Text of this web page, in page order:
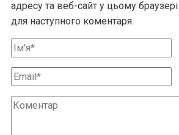
адресу та веб-сайт у цьому браузері
для наступного коментаря.